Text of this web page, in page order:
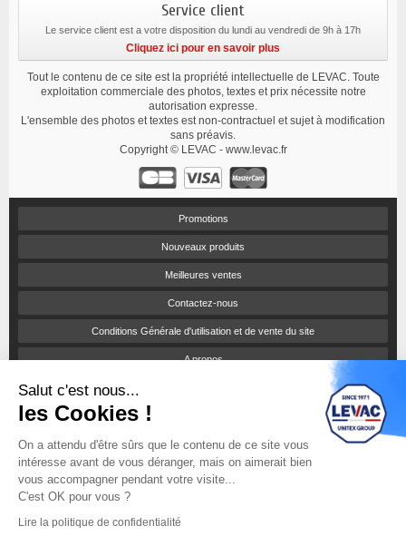
Service client
Le service client est a votre disposition du lundi au vendredi de 9h à 17h
Cliquez ici pour en savoir plus
Tout le contenu de ce site est la propriété intellectuelle de LEVAC. Toute
exploitation commerciale des photos, textes et prix nécessite notre
autorisation expresse.
L'ensemble des photos et textes est non-contractuel et sujet à modification
sans préavis.
Copyright © LEVAC - www.levac.fr
Promotions
Nouveaux produits
Meilleures ventes
Contactez-nous
Conditions Générale d'utilisation et de vente du site
A propos
Politique de confidentialité
Catalogues et tarifs
Engagement RSE
Salut c'est nous...
les Cookies !
On a attendu d'être sûrs que le contenu de ce site vous
intéresse avant de vous déranger, mais on aimerait bien
vous accompagner pendant votre visite...
C'est OK pour vous ?
Lire la politique de confidentialité